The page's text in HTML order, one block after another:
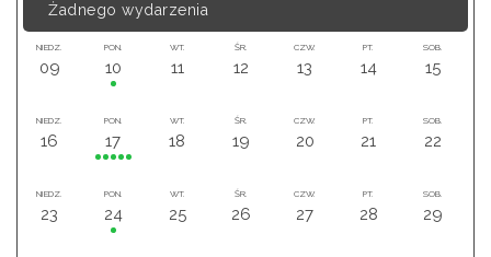
Żadnego wydarzenia
NIEDZ.
09
PON.
10
WT.
11
ŚR.
12
CZW.
13
PT.
14
SOB.
15
NIEDZ.
16
PON.
17
WT.
18
ŚR.
19
CZW.
20
PT.
21
SOB.
22
NIEDZ.
23
PON.
24
WT.
25
ŚR.
26
CZW.
27
PT.
28
SOB.
29